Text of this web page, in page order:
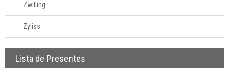
Zwilling
Zyliss
Lista de Presentes